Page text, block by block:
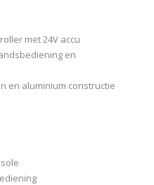
met 24V accu
en
en aluminium constructie